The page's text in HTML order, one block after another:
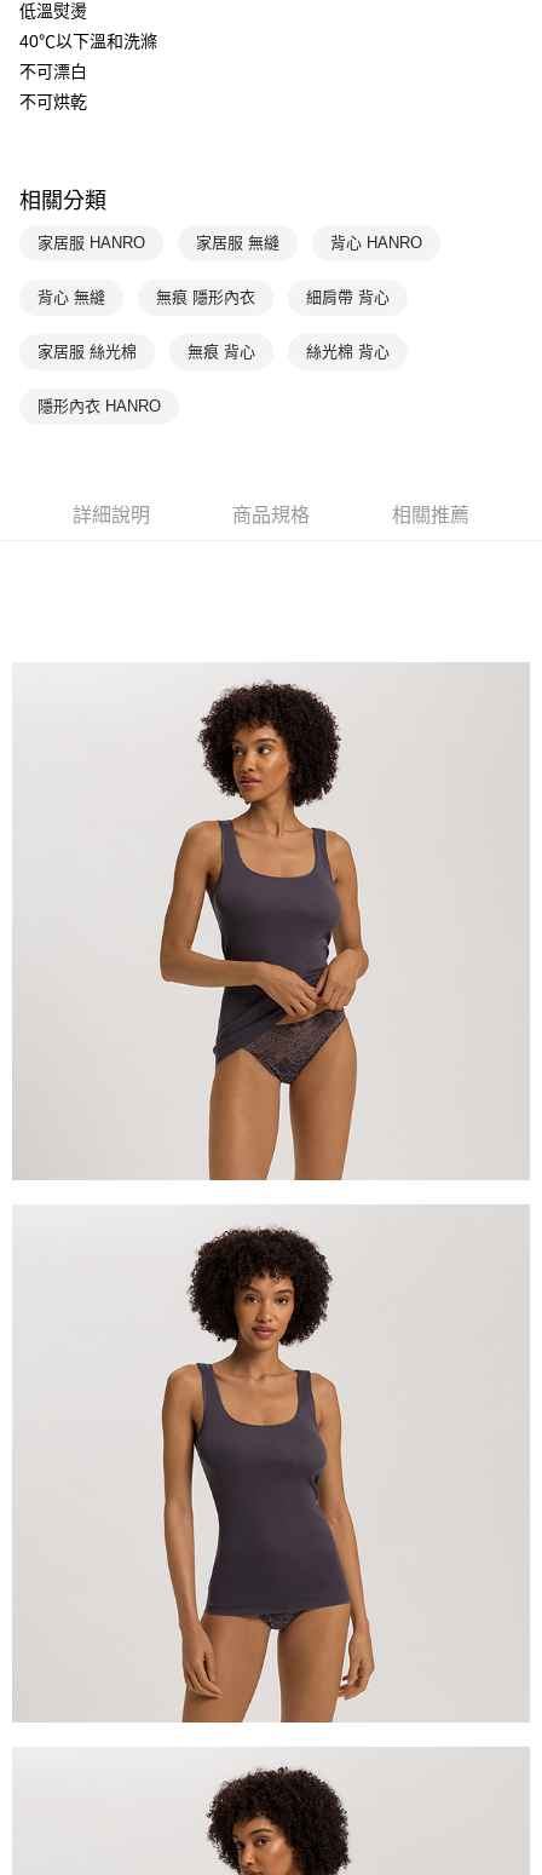
付款後萊爾富取貨
每筆NT$90，滿NT$1,000(含以上)免運費
付款後7-11取貨
宅配
低溫熨燙
40℃以下溫和洗滌
不可漂白
不可烘乾
相關分類
家居服 HANRO 家居服 無縫 背心 HANRO
背心 無縫 無痕 隱形內衣 細肩帶 背心
家居服 絲光棉 無痕 背心 絲光棉 背心
隱形內衣 HANRO
詳細說明 商品規格 相關推薦